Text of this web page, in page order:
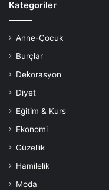
Kategoriler
Anne-Çocuk
Burçlar
Dekorasyon
Diyet
Eğitim & Kurs
Ekonomi
Güzellik
Hamilelik
Moda